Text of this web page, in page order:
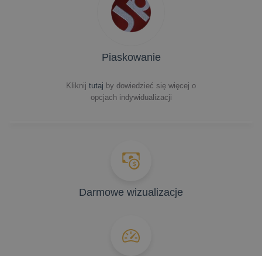
Piaskowanie
Kliknij tutaj by dowiedzieć się więcej o
opcjach indywidualizacji
Darmowe wizualizacje